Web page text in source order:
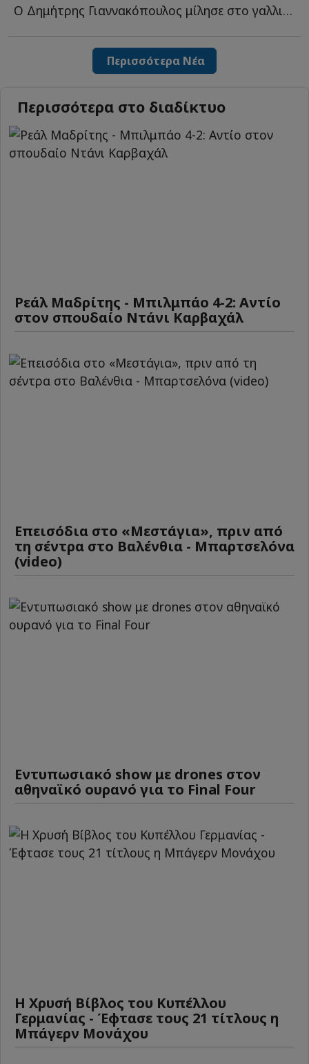
Ο Δημήτρης Γιαννακόπουλος μίλησε στο γαλλικό κανάλι Eu...
Περισσότερα Νέα
Περισσότερα στο διαδίκτυο
Ρεάλ Μαδρίτης - Μπιλμπάο 4-2: Αντίο
στον σπουδαίο Ντάνι Καρβαχάλ
Επεισόδια στο «Μεστάγια», πριν από
τη σέντρα στο Βαλένθια - Μπαρτσελόνα
(video)
Εντυπωσιακό show με drones στον
αθηναϊκό ουρανό για το Final Four
Η Χρυσή Βίβλος του Κυπέλλου
Γερμανίας - Έφτασε τους 21 τίτλους η
Μπάγερν Μονάχου